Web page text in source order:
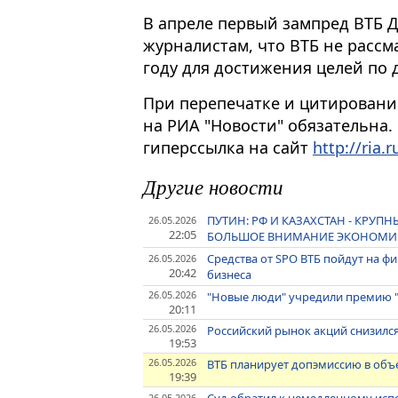
В апреле первый зампред ВТБ
журналистам, что ВТБ не
году для достижения целей по
При перепечатке и
на РИА "Новости"
гиперссылка на сайт http://
Другие новости
26.05.2026
22:05
ПУТИН: РФ И КАЗАХСТАН -
БОЛЬШОЕ ВНИМАНИЕ
26.05.2026
20:42
Средства от SPO ВТБ пойдут на
бизнеса
26.05.2026
20:11
"Новые люди" учредили премию
26.05.2026
19:53
Российский рынок акций
26.05.2026
19:39
ВТБ планирует допэмиссию в